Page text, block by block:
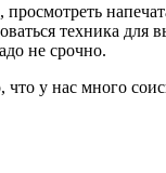
техника для
не срочно.
у нас много